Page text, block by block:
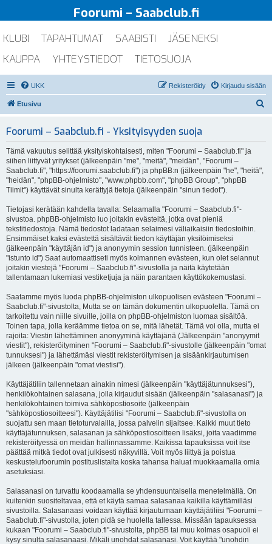
Foorumi – Saabclub.fi
KLUBI TAPAHTUMAT SAABISTI
JÄSENEKSI
KAUPPA
YHTEYSTIEDOT TIETOSUOJA
UKK Kirjaudu sisään
Rekisteröidy
Etusivu
Foorumi – Saabclub.fi - Yksityisyyden suoja
Tämä vakuutus selittää yksityiskohtaisesti, miten "Foorumi – Saabclub.fi" ja
siihen liittyvät yritykset (jälkeenpäin "me", "meitä", "meidän", "Foorumi –
Saabclub.fi", "https://foorumi.saabclub.fi") ja phpBB:n (jälkeenpäin "he", "heitä",
"heidän", "phpBB-ohjelmisto", "www.phpbb.com", "phpBB Group", "phpBB
Tiimit") käyttävät sinulta kerättyjä tietoja (jälkeenpäin "sinun tiedot").
Tietojasi kerätään kahdella tavalla: Selaamalla "Foorumi – Saabclub.fi"-
sivustoa. phpBB-ohjelmisto luo joitakin evästeitä, jotka ovat pieniä
tekstitiedostoja. Nämä tiedostot ladataan selaimesi väliaikaisiin tiedostoihin.
Ensimmäiset kaksi evästettä sisältävät tiedon käyttäjän yksilöimiseksi
(jälkeenpäin "käyttäjän id") ja anonyymin session tunnisteen. (jälkeenpäin
"istunto id") Saat automaattiseti myös kolmannen evästeen, kun olet selannut
joitakin viestejä "Foorumi – Saabclub.fi"-sivustolla ja näitä käytetään
tallentamaan lukemiasi vestiketjuja ja näin parantaen käyttökokemustasi.
Saatamme myös luoda phpBB-ohjelmiston ulkopuolisen evästeen "Foorumi –
Saabclub.fi"-sivustolta, Mutta se on tämän dokumentin ulkopuolella. Tämä on
tarkoitettu vain niille sivuille, joilla on phpBB-ohjelmiston luomaa sisältöä.
Toinen tapa, jolla keräämme tietoa on se, mitä lähetät. Tämä voi olla, mutta ei
rajoita: Viestin lähettäminen anonyyminä käyttäjänä (Jälkeenpäin "anonyymit
viestit"), rekisteröityminen "Foorumi – Saabclub.fi"-sivustolle (jälkeenpäin "omat
tunnuksesi") ja lähettämäsi viestit rekisteröitymisen ja sisäänkirjautumisen
jälkeen (jälkeenpäin "omat viestisi").
Käyttäjätiliin tallennetaan ainakin nimesi (jälkeenpäin "käyttäjätunnuksesi"),
henkilökohtainen salasana, jolla kirjaudut sisään (jälkeenpäin "salasanasi") ja
henkilökohtainen toimiva sähköpostiosoite (jälkeenpäin
"sähköpostiosoitteesi"). Käyttäjätilisi "Foorumi – Saabclub.fi"-sivustolla on
suojattu sen maan tietoturvalailla, jossa palvelin sijaitsee. Kaikki muut tieto
käyttäjätunnuksen, salasanan ja sähköpostiosoitteen lisäksi, joita vaadimme
rekisteröityessä on meidän hallinnassamme. Kaikissa tapauksissa voit itse
päättää mitkä tiedot ovat julkisesti näkyvillä. Voit myös liittyä ja poistua
keskustelufoorumin postituslistalta koska tahansa haluat muokkaamalla omia
asetuksiasi.
Salasanasi on turvattu koodaamalla se yhdensuuntaisella menetelmällä. On
kuitenkin suositeltavaa, että et käytä samaa salasanaa kaikilla käyttämilläsi
sivustoilla. Salasanaasi voidaan käyttää kirjautumaan käyttäjätiliisi "Foorumi –
Saabclub.fi"-sivustolla, joten pidä se huolella tallessa. Missään tapauksessa
kukaan "Foorumi – Saabclub.fi"-sivustolta, phpBB tai muu kolmas osapuoli ei
kysy sinulta salasanaasi. Mikäli unohdat salasanasi. Voit käyttää "unohdin